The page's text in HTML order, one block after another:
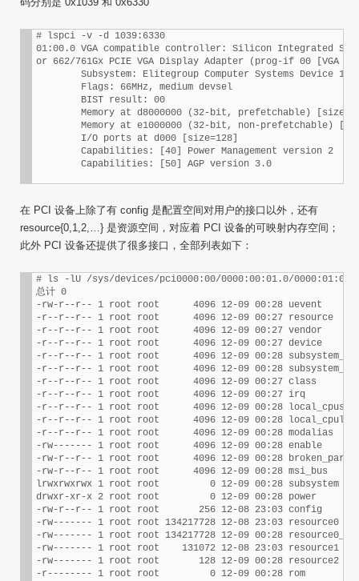
# lspci -v -d 1039:6330
01:00.0 VGA compatible controller: Silicon Integrated
or 662/761Gx PCIE VGA Display Adapter (prog-if 00 [VGA
	Capabilities: [50] AGP version 3.0
在 PCI 设备上除了有 config 是配置空间对用户的接口以外，还有
resource{0,1,2,…} 是资源空间，对应着 PCI 设备的可映射内存空间；
此外 PCI 设备还提供了很多接口，全部列表如下：
# ls -lU /sys/devices/pci0000:00/0000:00:01.0/
总计 0
-rw-r--r-- 1 root root      4096 12-09 00:28 uevent
-r--r--r-- 1 root root      4096 12-09 00:27 resource
-r--r--r-- 1 root root      4096 12-09 00:27 vendor
-r--r--r-- 1 root root      4096 12-09 00:27 device
-r--r--r-- 1 root root      4096 12-09 00:28
-r--r--r-- 1 root root      4096 12-09 00:28
-r--r--r-- 1 root root      4096 12-09 00:27 class
-r--r--r-- 1 root root      4096 12-09 00:27 irq
-r--r--r-- 1 root root      4096 12-09 00:28 local_cpus
-r--r--r-- 1 root root      4096 12-09 00:28
-r--r--r-- 1 root root      4096 12-09 00:28 modalias
-rw------- 1 root root      4096 12-09 00:28 enable
-rw-r--r-- 1 root root      4096 12-09 00:28
-rw-r--r-- 1 root root      4096 12-09 00:28 msi_bus
lrwxrwxrwx 1 root root         0 12-09 00:28
drwxr-xr-x 2 root root         0 12-09 00:28 power
-rw-r--r-- 1 root root       256 12-08 23:03 config
-rw------- 1 root root 134217728 12-08 23:03 resource0
-rw------- 1 root root 134217728 12-09 00:28 resource0_wc
-rw------- 1 root root    131072 12-08 23:03 resource1
-rw------- 1 root root       128 12-09 00:28 resource2
-r-------- 1 root root         0 12-09 00:28 rom